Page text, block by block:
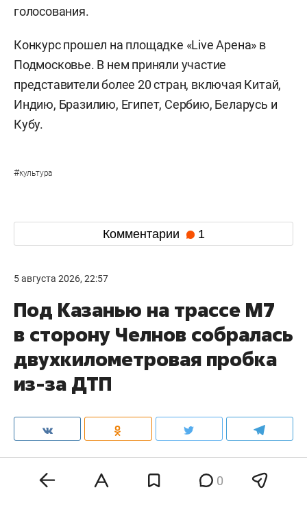
голосования.
Конкурс прошел на площадке «Live Арена» в
Подмосковье. В нем приняли участие
представители более 20 стран, включая Китай,
Индию, Бразилию, Египет, Сербию, Беларусь и
Кубу.
#культура
Комментарии 1
5 августа 2026, 22:57
Под Казанью на трассе М7
в сторону Челнов собралась
двухкилометровая пробка
из-за ДТП
На трассе М7 в сторону Набережных Челнов
около похоронного комплекса «Курган»
0